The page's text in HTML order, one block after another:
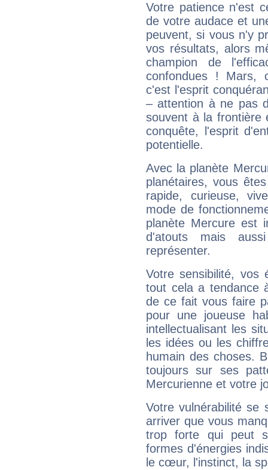
Votre patience n'est
de votre audace et
peuvent, si vous n'y
vos résultats, alors
champion de
confondues ! Mars,
c'est l'esprit
– attention à ne pas
souvent à la frontière
conquête, l'esprit
potentielle.
Avec la planète
planétaires, vous
rapide, curieuse,
mode de
planète Mercure est
d'atouts mais
représenter.
Votre sensibilité,
tout cela a tendance
de ce fait vous faire
pour une joueuse
intellectualisant les
les idées ou les
humain des choses.
toujours sur ses
Mercurienne et votre
Votre vulnérabilité se
arriver que vous
trop forte qui peut
formes d'énergies
le cœur, l'instinct, la